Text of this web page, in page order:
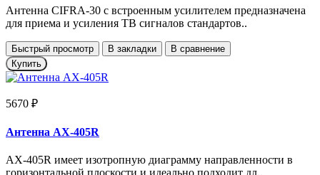
Антенна CIFRA-30 с встроенным усилителем предназначена
для приема и усиления ТВ сигналов стандартов..
Быстрый просмотр В закладки
В сравнение
Купить
5670 ₽
Антенна AX-405R
АX-405R имеет изотропную диаграмму направленности в